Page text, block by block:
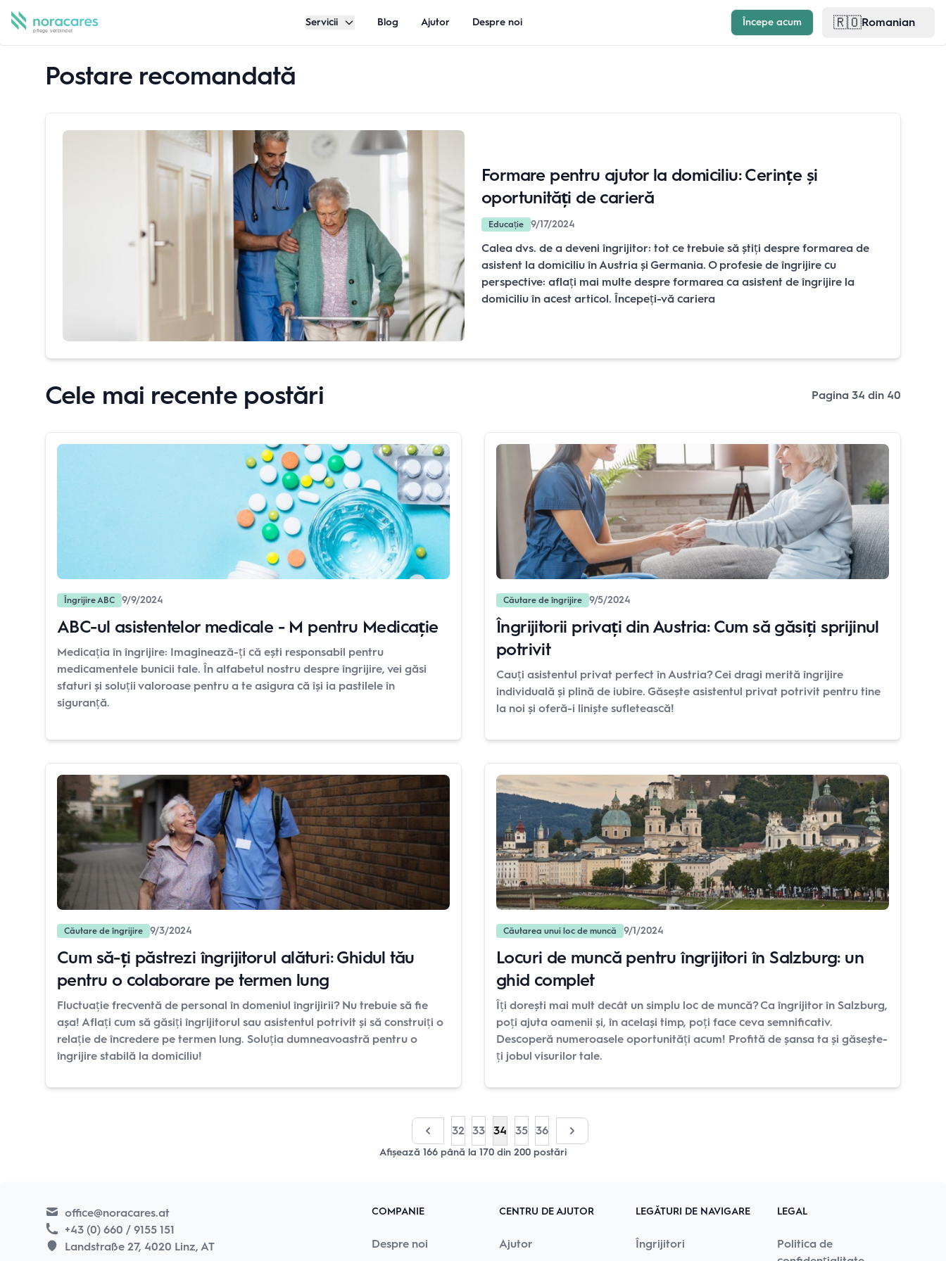
Începe acum 🇷🇴Romanian
Servicii Blog Ajutor Despre noi
Postare recomandată
Formare pentru ajutor la domiciliu: Cerințe și
oportunități de carieră
Educație 9/17/2024
Calea dvs. de a deveni îngrijitor: tot ce trebuie să știți despre formarea de
asistent la domiciliu în Austria și Germania. O profesie de îngrijire cu
perspective: aflați mai multe despre formarea ca asistent de îngrijire la
domiciliu în acest articol. Începeți-vă cariera
Cele mai recente postări Pagina 34 din 40
Îngrijire ABC 9/9/2024
ABC-ul asistentelor medicale - M pentru Medicație
Medicația în îngrijire: Imaginează-ți că ești responsabil pentru
medicamentele bunicii tale. În alfabetul nostru despre îngrijire, vei găsi
sfaturi și soluții valoroase pentru a te asigura că își ia pastilele în
siguranță.
Căutare de îngrijire 9/5/2024
Îngrijitorii privați din Austria: Cum să găsiți sprijinul
potrivit
Cauți asistentul privat perfect în Austria? Cei dragi merită îngrijire
individuală și plină de iubire. Găsește asistentul privat potrivit pentru tine
la noi și oferă-i liniște sufletească!
Căutare de îngrijire 9/3/2024
Cum să-ți păstrezi îngrijitorul alături: Ghidul tău
pentru o colaborare pe termen lung
Fluctuație frecventă de personal în domeniul îngrijirii? Nu trebuie să fie
așa! Aflați cum să găsiți îngrijitorul sau asistentul potrivit și să construiți o
relație de încredere pe termen lung. Soluția dumneavoastră pentru o
îngrijire stabilă la domiciliu!
Căutarea unui loc de muncă 9/1/2024
Locuri de muncă pentru îngrijitori în Salzburg: un
ghid complet
Îți dorești mai mult decât un simplu loc de muncă? Ca îngrijitor în Salzburg,
poți ajuta oamenii și, în același timp, poți face ceva semnificativ.
Descoperă numeroasele oportunități acum! Profită de șansa ta și găsește-
ți jobul visurilor tale.
32 33 34 35 36
Afișează 166 până la 170 din 200 postări
office@noracares.at
+43 (0) 660 / 9155 151
Landstraße 27, 4020 Linz, AT
COMPANIE
Despre noi
CENTRU DE AJUTOR
Ajutor
LEGĂTURI DE NAVIGARE
Îngrijitori
LEGAL
Politica de